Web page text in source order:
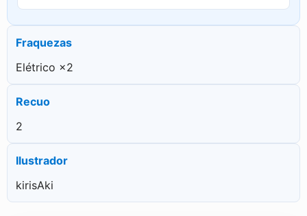
Fraquezas
Elétrico ×2
Recuo
2
Ilustrador
kirisAki